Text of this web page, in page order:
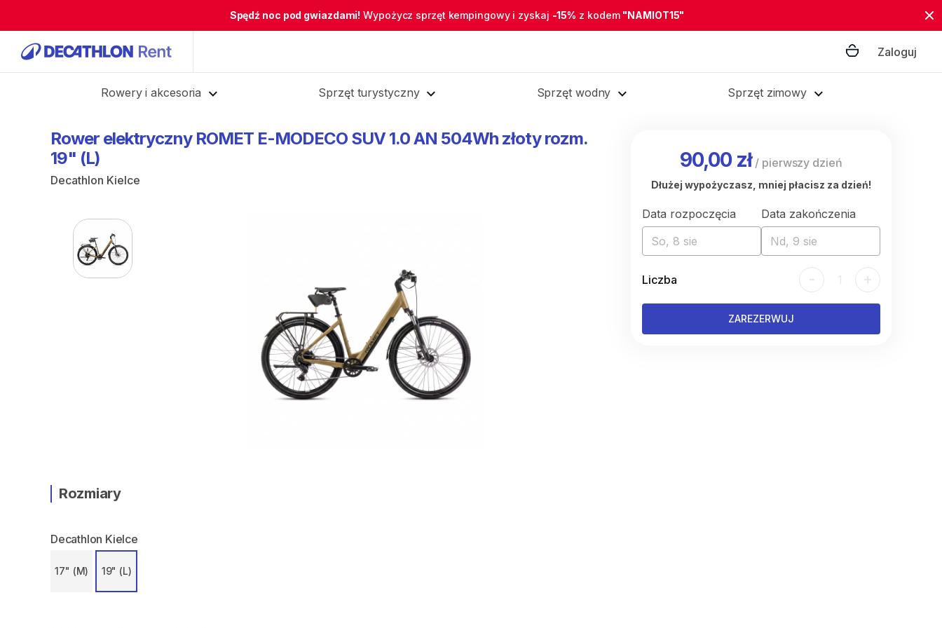
Spędź noc pod gwiazdami! Wypożycz sprzęt kempingowy i zyskaj -15% z kodem "NAMIOT15"
Zaloguj
Rowery i akcesoria Sprzęt turystyczny Sprzęt wodny Sprzęt zimowy
Rower elektryczny ROMET E-MODECO SUV 1.0AN 504Wh złoty rozm.
19" (L)
Decathlon Kielce
Rozmiary
Decathlon Kielce
17" (M) 19" (L)
90,00 zł/ pierwszy dzień
Dłużej wypożyczasz, mniej płacisz za dzień!
Data rozpoczęcia
So, 8 sie
Data zakończenia
Nd, 9 sie
Liczba - 1 +
ZAREZERWUJ